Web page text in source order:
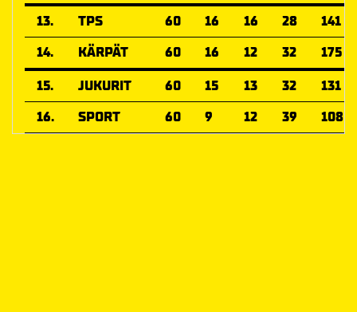
13.
TPS 60 16 16 28
141
14.
KÄRPÄT 60 16 12 32
175
15.
JUKURIT 60 15 13 32
131
16.
SPORT 60 9 12 39 108